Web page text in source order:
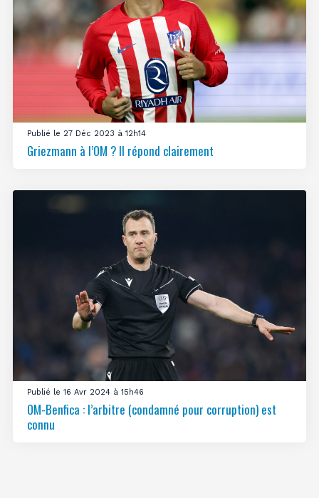
Publié le 27 Déc 2023 à 12h14
Griezmann à l’OM ? Il répond clairement
Publié le 16 Avr 2024 à 15h46
OM-Benfica : l’arbitre (condamné pour corruption) est
connu